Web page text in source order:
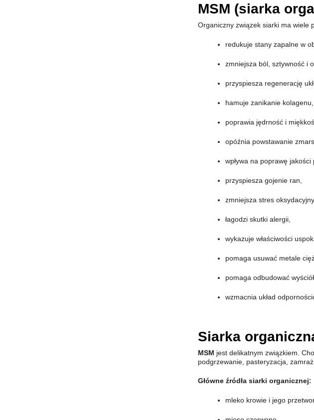
MSM (siarka
Organiczny związek siarki ma wiele
redukuje stany zapalne w
zmniejsza ból, sztywność i
przyspiesza regenerację
hamuje zanikanie kolagenu,
poprawia jędrność i
opóźnia powstawanie
wpływa na poprawę jakości
przyspiesza gojenie ran,
zmniejsza stres
łagodzi skutki alergii,
wykazuje właściwości
pomaga usuwać metale
pomaga odbudować
wzmacnia układ
Siarka
MSM jest delikatnym związkiem.
podgrzewanie, pasteryzacja,
Główne źródła siarki organicznej:
mleko krowie i jego